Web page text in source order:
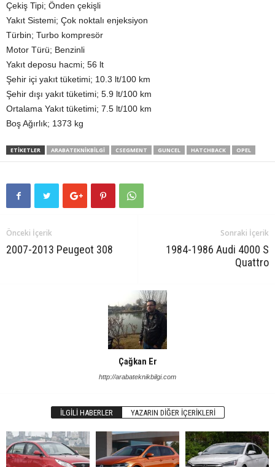
Çekiş Tipi; Önden çekişli
Yakıt Sistemi; Çok noktalı enjeksiyon
Türbin; Turbo kompresör
Motor Türü; Benzinli
Yakıt deposu hacmi; 56 lt
Şehir içi yakıt tüketimi; 10.3 lt/100 km
Şehir dışı yakıt tüketimi; 5.9 lt/100 km
Ortalama Yakıt tüketimi; 7.5 lt/100 km
Boş Ağırlık; 1373 kg
ETIKETLER ARABATEKNIKBILGI CSEGMENT GUNCEL HATCHBACK OPEL
Önceki İçerik
2007-2013 Peugeot 308
Sonraki İçerik
1984-1986 Audi 4000 S
Quattro
Çağkan Er
http://arabateknikbilgi.com
İLGILI HABERLER YAZARIN DIĞER İÇERIKLERI